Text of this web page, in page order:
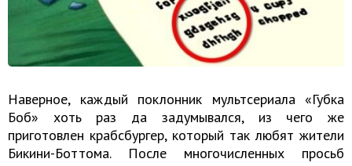
Наверное, каждый поклонник мультсериала «Губка
Боб» хоть раз да задумывался, из чего же
приготовлен крабсбургер, который так любят жители
Бикини-Боттома. После многочисленных просьб